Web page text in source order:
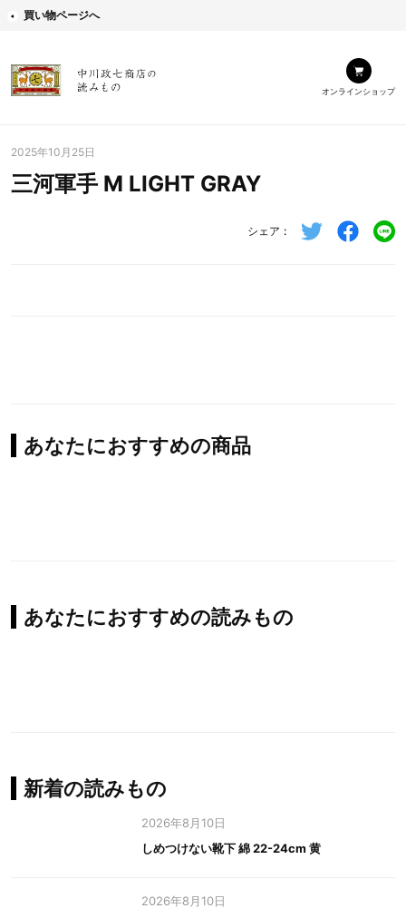
買い物ページへ
オンラインショップ
2025年10月25日
三河軍手 M LIGHT GRAY
シェア
あなたにおすすめの商品
あなたにおすすめの読みもの
新着の読みもの
2026年8月10日
しめつけない靴下 綿 22-24cm 黄
2026年8月10日